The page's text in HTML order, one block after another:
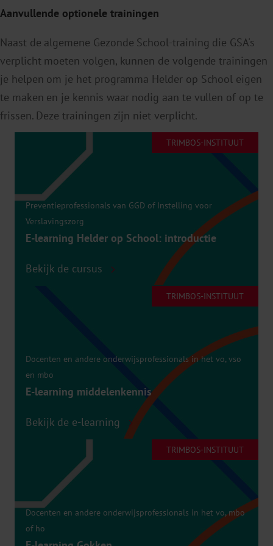
Aanvullende optionele trainingen
Naast de algemene Gezonde School-training die GSA's
verplicht moeten volgen, kunnen de volgende trainingen
je helpen om je het programma Helder op School eigen
te maken en je kennis waar nodig aan te vullen of op te
frissen. Deze trainingen zijn niet verplicht.
TRIMBOS-INSTITUUT
Preventieprofessionals van GGD of Instelling voor
Verslavingszorg
E-learning Helder op School: introductie
Bekijk de cursus
TRIMBOS-INSTITUUT
Docenten en andere onderwijsprofessionals in het vo, vso
en mbo
E-learning middelenkennis
Bekijk de e-learning
TRIMBOS-INSTITUUT
Docenten en andere onderwijsprofessionals in het vo, mbo
of ho